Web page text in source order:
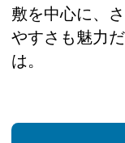
敷を中心に、
やすさも魅力
は。